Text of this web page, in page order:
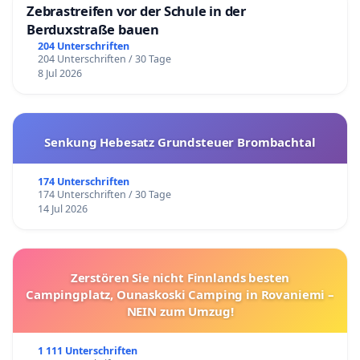
Zebrastreifen vor der Schule in der
Berduxstraße bauen
204 Unterschriften
204 Unterschriften / 30 Tage
8 Jul 2026
Senkung Hebesatz Grundsteuer Brombachtal
174 Unterschriften
174 Unterschriften / 30 Tage
14 Jul 2026
Zerstören Sie nicht Finnlands besten
Campingplatz, Ounaskoski Camping in Rovaniemi –
NEIN zum Umzug!
1 111 Unterschriften